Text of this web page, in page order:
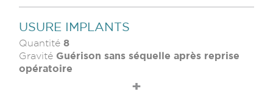
USURE IMPLANTS
Quantité 8
Gravité Guérison sans séquelle après reprise
opératoire